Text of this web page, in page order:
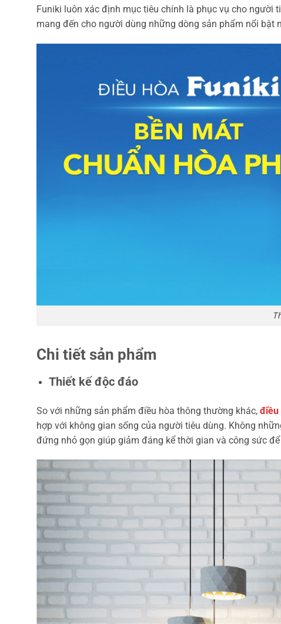
Funiki luôn xác định mục tiêu chính là phục vụ cho người
mang đến cho người dùng những dòng sản phẩm nổi bật
Chi tiết sản phẩm
Thiết kế độc đáo
So với những sản phẩm điều hòa thông thường khác, điều
hợp với không gian sống của người tiêu dùng. Không
đứng nhỏ gọn giúp giảm đáng kể thời gian và công sức